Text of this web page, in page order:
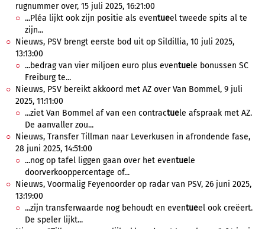
rugnummer over, 15 juli 2025, 16:21:00
...Pléa lijkt ook zijn positie als eventueel tweede spits al te
zijn...
Nieuws, PSV brengt eerste bod uit op Sildillia, 10 juli 2025,
13:13:00
...bedrag van vier miljoen euro plus eventuele bonussen SC
Freiburg te...
Nieuws, PSV bereikt akkoord met AZ over Van Bommel, 9 juli
2025, 11:11:00
...ziet Van Bommel af van een contractuele afspraak met AZ.
De aanvaller zou...
Nieuws, Transfer Tillman naar Leverkusen in afrondende fase,
28 juni 2025, 14:51:00
...nog op tafel liggen gaan over het eventuele
doorverkooppercentage of...
Nieuws, Voormalig Feyenoorder op radar van PSV, 26 juni 2025,
13:19:00
...zijn transferwaarde nog behoudt en eventueel ook creëert.
De speler lijkt...